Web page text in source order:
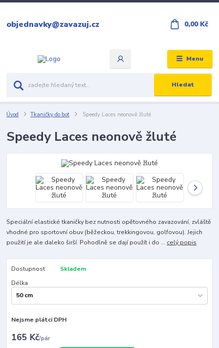
Menu
Hledat
objednavky@zavazuj.cz 0,00 Kč
Úvod Tkaničky do bot Speedy Laces neonově žluté
Speedy Laces neonově žluté
Speciální elastické tkaničky bez nutnosti opětovného zavazování, zvláště
vhodné pro sportovní obuv (běžeckou, trekkingovou, golfovou). Jejich
použití je ale daleko širší. Pohodlně se dají použít i do ... celý popis
Dostupnost
Skladem
Délka
Nejsme plátci DPH
165 Kč/pár